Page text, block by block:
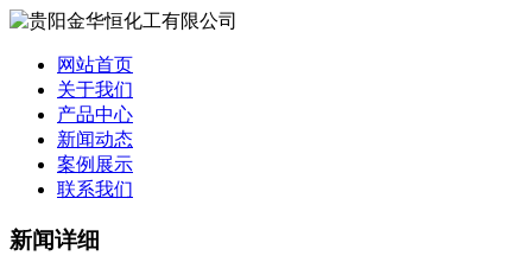
网站首页
关于我们
产品中心
新闻动态
案例展示
联系我们
新闻详细